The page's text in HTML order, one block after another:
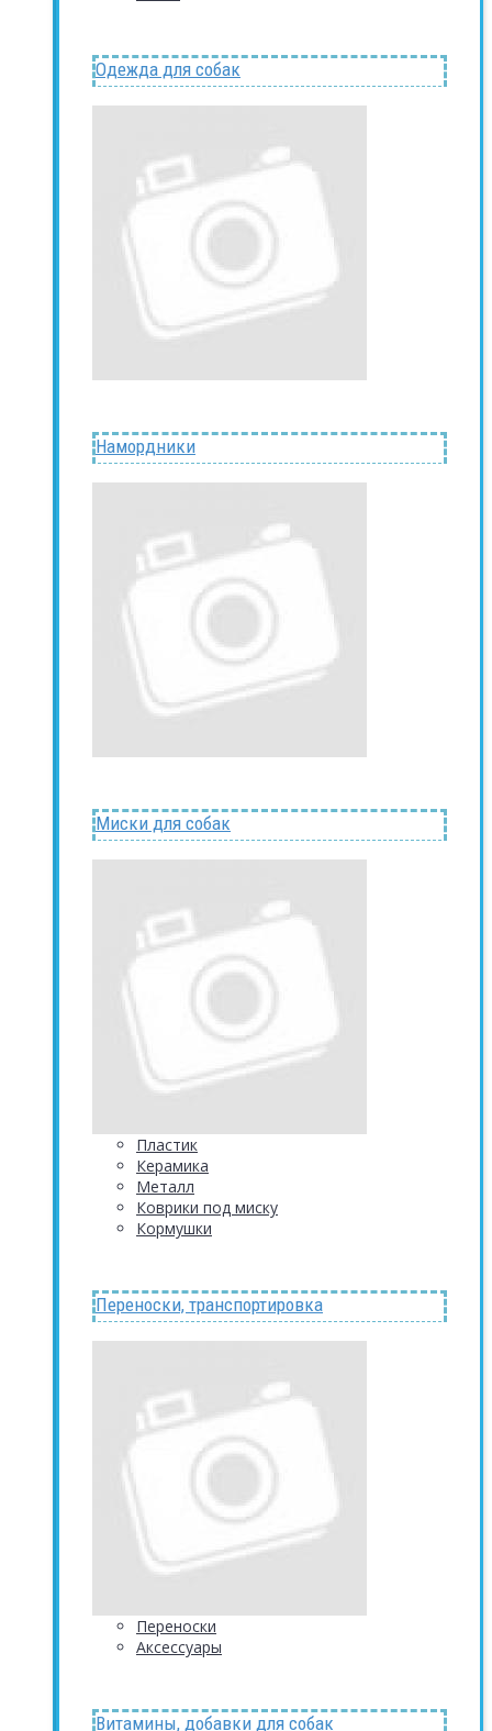
Одежда для собак
Намордники
Миски для собак
Пластик
Керамика
Металл
Коврики под миску
Кормушки
Переноски, транспортировка
Переноски
Аксессуары
Витамины, добавки для собак